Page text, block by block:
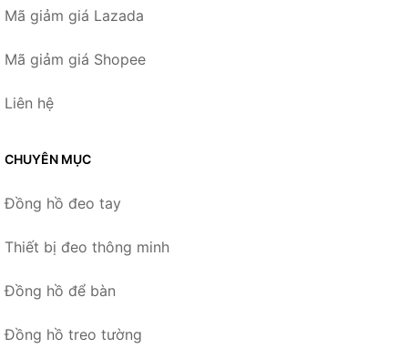
Mã giảm giá Lazada
Mã giảm giá Shopee
Liên hệ
CHUYÊN MỤC
Đồng hồ đeo tay
Thiết bị đeo thông minh
Đồng hồ để bàn
Đồng hồ treo tường